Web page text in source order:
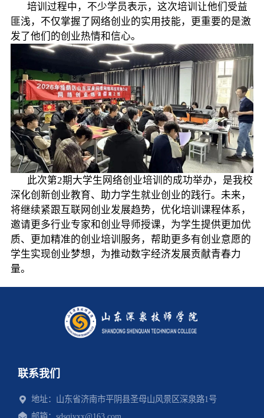
培训过程中，不少学员表示，这次培训让他们受益
匪浅，不仅掌握了网络创业的实用技能，更重要的是激
发了他们的创业热情和信心。
此次第2期大学生网络创业培训的成功举办，是我校
深化创新创业教育、助力学生就业创业的践行。未来，
将继续紧跟互联网创业发展趋势，优化培训课程体系，
邀请更多行业专家和创业导师授课，为学生提供更加优
质、更加精准的创业培训服务，帮助更多有创业意愿的
学生实现创业梦想，为推动数字经济发展贡献青春力
量。
联系我们
地址：山东省济南市平阴县圣母山风景区深泉路1号
邮箱：sdsqjyxx@163.com